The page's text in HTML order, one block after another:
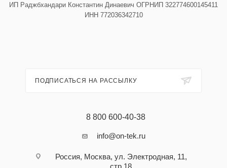
ИП Раджбхандари Константин Динаевич ОГРНИП 322774600145411
ИНН 772036342710
ПОДПИСАТЬСЯ НА РАССЫЛКУ
8 800 600-40-38
info@on-tek.ru
Россия, Москва, ул. Электродная, 11,
стр 18